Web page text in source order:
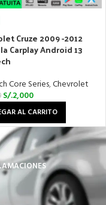
Cruze 2009 -2012
Carplay Android 13
Core Series,Chevrolet
S/.2,000
AL CARRITO